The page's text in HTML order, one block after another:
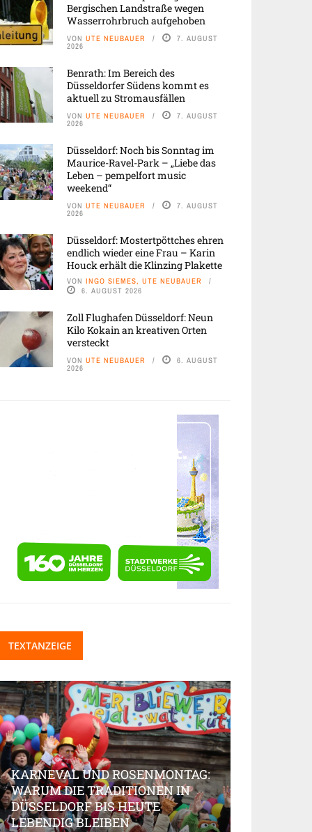
Bergischen Landstraße wegen
Wasserrohrbruch aufgehoben
VON UTE NEUBAUER 7. AUGUST
2026
Benrath: Im Bereich des
Düsseldorfer Südens kommt es
aktuell zu Stromausfällen
VON UTE NEUBAUER 7. AUGUST
2026
Düsseldorf: Noch bis Sonntag im
Maurice-Ravel-Park – „Liebe das
Leben – pempelfort music
weekend“
VON UTE NEUBAUER 7. AUGUST
2026
Düsseldorf: Mostertpöttches ehren
endlich wieder eine Frau – Karin
Houck erhält die Klinzing Plakette
VON INGO SIEMES, UTE NEUBAUER
6. AUGUST 2026
Zoll Flughafen Düsseldorf: Neun
Kilo Kokain an kreativen Orten
versteckt
VON UTE NEUBAUER 6. AUGUST
2026
TEXTANZEIGE
KARNEVAL UND ROSENMONTAG:
WARUM DIE TRADITIONEN IN
DÜSSELDORF BIS HEUTE
LEBENDIG BLEIBEN